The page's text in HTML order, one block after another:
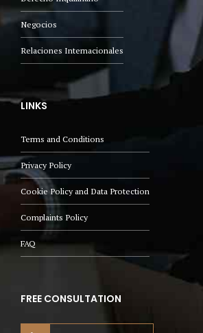
Negocios
Relaciones Internacionales
LINKS
Terms and Conditions
Privacy Policy
Cookie Policy and Data Protection
Complaints Policy
FAQ
FREE CONSULTATION